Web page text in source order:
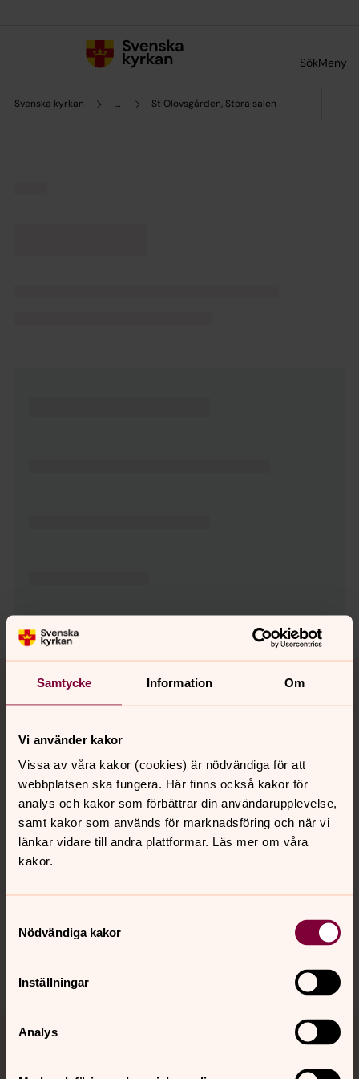
Samtycke Information Om
Vi använder kakor
Vissa av våra kakor (cookies) är nödvändiga för att
webbplatsen ska fungera. Här finns också kakor för
analys och kakor som förbättrar din användarupplevelse,
samt kakor som används för marknadsföring och när vi
länkar vidare till andra plattformar. Läs mer om våra
kakor.
Nödvändiga kakor
Inställningar
Analys
SökMeny
Svenska kyrkan ... St Olovsgården, Stora salen
Tillbaka till toppen
Tillbaka till innehållet
Kontakt
Kalender
Hitta snabbt
Sociala kanaler